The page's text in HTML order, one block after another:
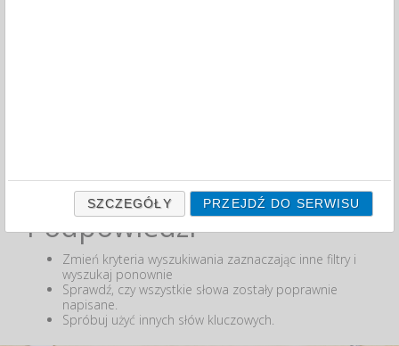
lub podana fraza "" nie została odnaleziona.
Podpowiedzi
Zmień kryteria wyszukiwania zaznaczając inne filtry i
wyszukaj ponownie
Sprawdź, czy wszystkie słowa zostały poprawnie
napisane.
Spróbuj użyć innych słów kluczowych.
SZCZEGÓŁY PRZEJDŹ DO SERWISU